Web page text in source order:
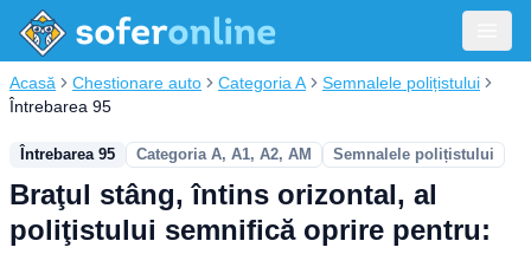
Acasă Chestionare auto Categoria A
Semnalele polițistului
Întrebarea 95
Întrebarea 95 Categoria A, A1, A2, AM Semnalele polițistului
Braţul stâng, întins orizontal, al
poliţistului semnifică oprire pentru: